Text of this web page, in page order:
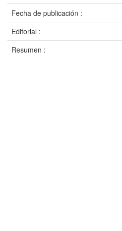
Fecha de publicación :
Editorial :
Resumen :